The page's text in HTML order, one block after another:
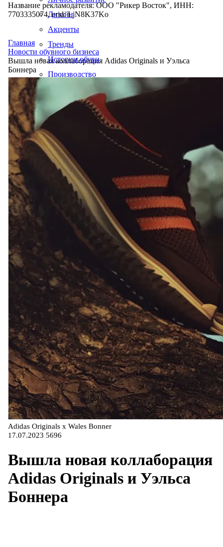
Дизайн
Акценты
Тренды
Истории обуви
Производство
Название рекламодателя: ООО "Рикер Восток", ИНН:
7703335074, erid: LjN8K37Ko
Главная
Новости обувного бизнеса
Вышла новая коллаборация Adidas Originals и Уэльса
Боннера
Adidas Originals x Wales Bonner
17.07.2023 5696
Вышла новая коллаборация
Adidas Originals и Уэльса
Боннера